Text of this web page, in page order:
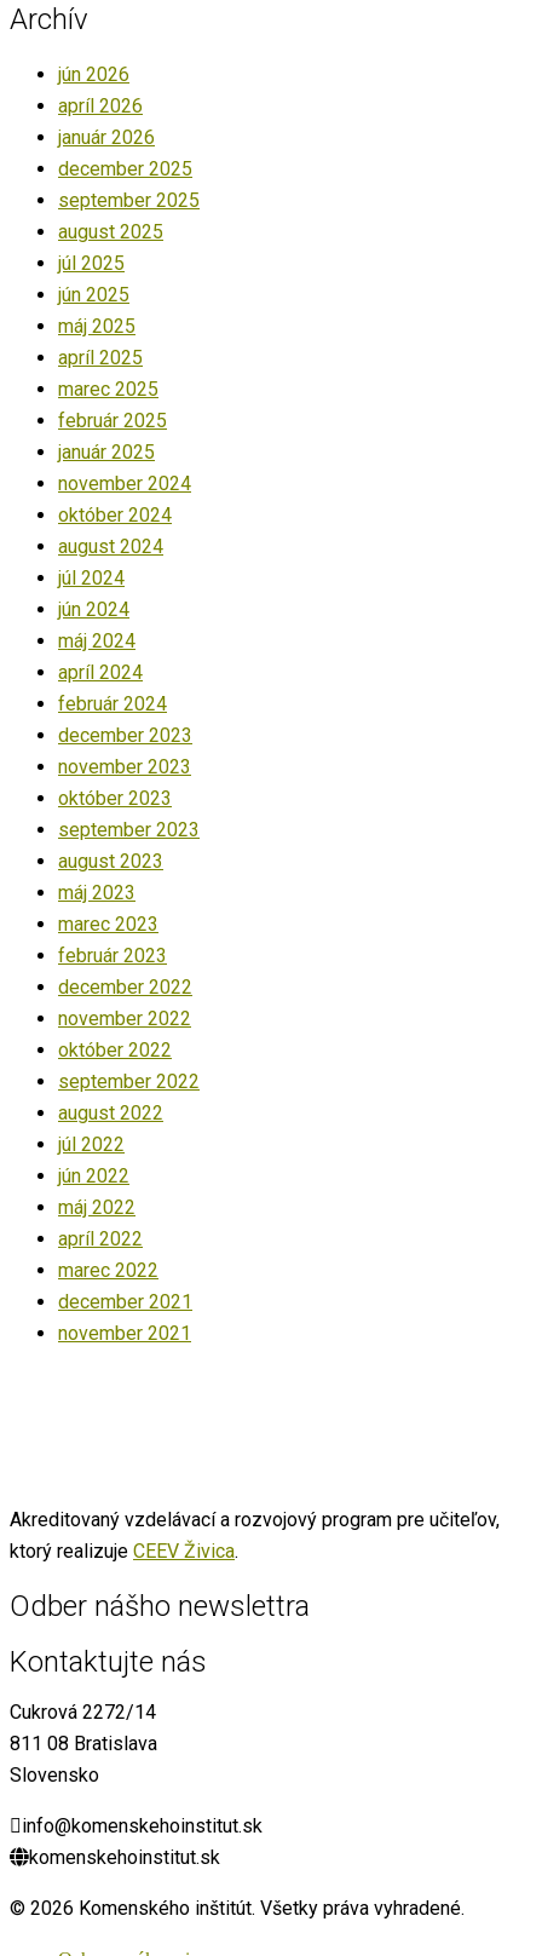
Archív
jún 2026
apríl 2026
január 2026
december 2025
september 2025
august 2025
júl 2025
jún 2025
máj 2025
apríl 2025
marec 2025
február 2025
január 2025
november 2024
október 2024
august 2024
júl 2024
jún 2024
máj 2024
apríl 2024
február 2024
december 2023
november 2023
október 2023
september 2023
august 2023
máj 2023
marec 2023
február 2023
december 2022
november 2022
október 2022
september 2022
august 2022
júl 2022
jún 2022
máj 2022
apríl 2022
marec 2022
december 2021
november 2021
Akreditovaný vzdelávací a rozvojový program pre učiteľov,
ktorý realizuje CEEV Živica.
Odber nášho newslettra
Kontaktujte nás
Cukrová 2272/14
811 08 Bratislava
Slovensko
info@komenskehoinstitut.sk
komenskehoinstitut.sk
© 2026 Komenského inštitút. Všetky práva vyhradené.